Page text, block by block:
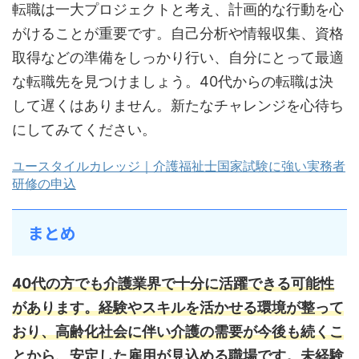
転職は一大プロジェクトと考え、計画的な行動を心
がけることが重要です。自己分析や情報収集、資格
取得などの準備をしっかり行い、自分にとって最適
な転職先を見つけましょう。40代からの転職は決
して遅くはありません。新たなチャレンジを心待ち
にしてみてください。
ユースタイルカレッジ｜介護福祉士国家試験に強い実務者
研修の申込
まとめ
40代の方でも介護業界で十分に活躍できる可能性
があります。経験やスキルを活かせる環境が整って
おり、高齢化社会に伴い介護の需要が今後も続くこ